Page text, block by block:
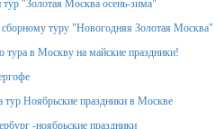
"Золотая Москва осень-зима"
туру "Новогодняя Золотая Москва"
тура в Москву на майские праздники!
Ноябрьские праздники в Москве
-ноябрьские праздники